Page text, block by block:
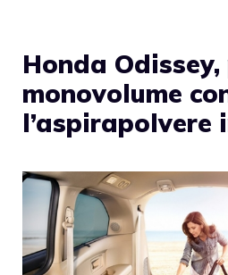
Honda
monovolume
l’aspirapolvere